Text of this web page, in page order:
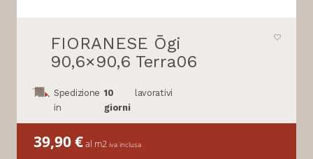
FIORANESE Ōgi
90,6×90,6 Terra06
Spedizione
in
10
giorni
lavorativi
39,90€al m2 iva inclusa